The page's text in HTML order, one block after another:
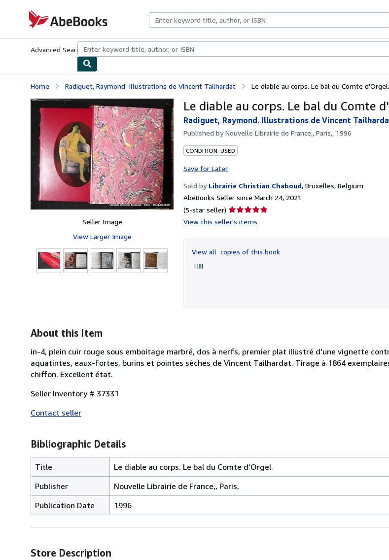
AbeBooks.com
Advanced Search Browse CollectionsRare BooksArt & Collectibles
Home Radiguet, Raymond. Illustrations de Vincent Tailhardat Le diable au corps. Le bal du Comte d'Orgel.
Seller Image
View Larger Image
Le diable au corps. Le bal du Comte
Radiguet, Raymond. Illustrations de Vincent
Published byNouvelle Librairie de France,, Paris,, 1996
CONDITION: USED
Save for Later
Sold by Librairie Christian Chaboud, Bruxelles, Belgium
AbeBooks Seller since March 24, 2021
(5-star seller) Seller
rating
of
5
View this seller's items
View all copies of this book
About this Item
in-4, plein cuir rouge sous emboitage marbré, dos à nerfs, premier plat illustré d'une vignette
aquatintes, eaux-fortes, burins et pointes sèches de Vincent Tailhardat. Tirage à 1864
chiffon. Excellent état.
Seller Inventory # 37331
Contact seller
Bibliographic Details
Title
Le diable au corps. Le bal du Comte d'Orgel.
Publisher
Nouvelle Librairie de France,, Paris,
Publication Date
1996
Store Description